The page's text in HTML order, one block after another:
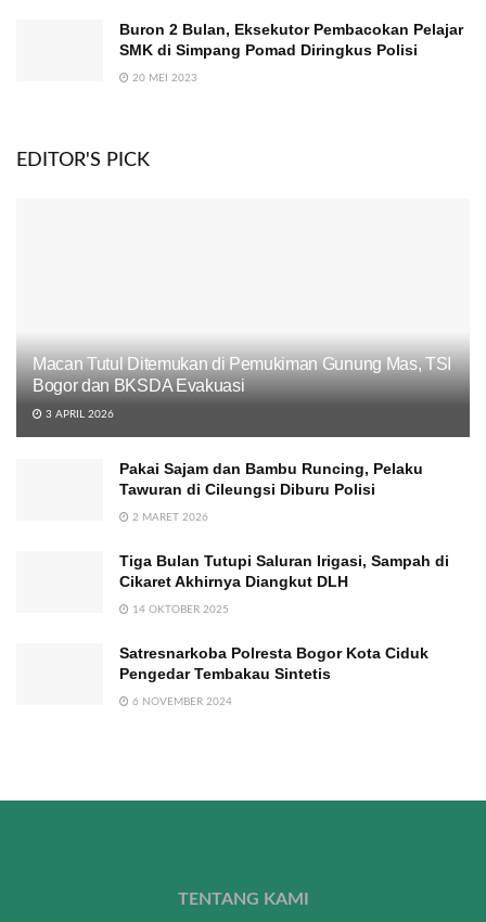
Buron 2 Bulan, Eksekutor Pembacokan Pelajar
SMK di Simpang Pomad Diringkus Polisi
20 MEI 2023
EDITOR'S PICK
Macan Tutul Ditemukan di Pemukiman Gunung Mas, TSI
Bogor dan BKSDA Evakuasi
3 APRIL 2026
Pakai Sajam dan Bambu Runcing, Pelaku
Tawuran di Cileungsi Diburu Polisi
2 MARET 2026
Tiga Bulan Tutupi Saluran Irigasi, Sampah di
Cikaret Akhirnya Diangkut DLH
14 OKTOBER 2025
Satresnarkoba Polresta Bogor Kota Ciduk
Pengedar Tembakau Sintetis
6 NOVEMBER 2024
TENTANG KAMI